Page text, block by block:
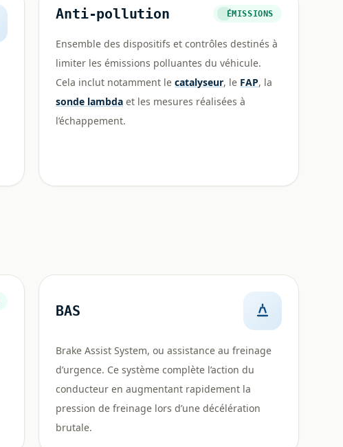
Anti-pollution ÉMISSIONS
Ensemble des dispositifs et contrôles destinés à
limiter les émissions polluantes du véhicule.
Cela inclut notamment lecatalyseur, le FAP, la
sonde lambda et les mesures réalisées à
l’échappement.
BAS
Brake Assist System, ou assistance au freinage
d’urgence. Ce système complète l’action du
conducteur en augmentant rapidement la
pression de freinage lors d’une décélération
brutale.